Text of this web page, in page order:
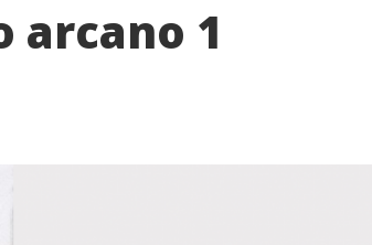
arcano 1